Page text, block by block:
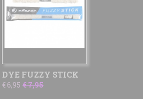
DYE FUZZY STICK
€ 6,95 € 7,95